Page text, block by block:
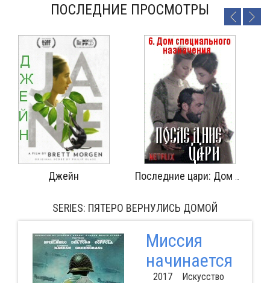
ПОСЛЕДНИЕ ПРОСМОТРЫ
Джейн
SERIES: ПЯТЕРО ВЕРНУЛИСЬ ДОМОЙ
Миссия
начинается
2017 Искусство